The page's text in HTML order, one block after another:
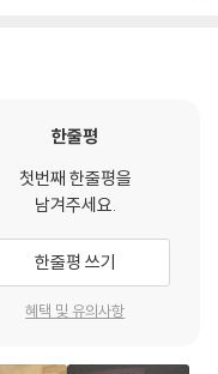
는다.
으로〉에서는 ‘공부를 왜 해
장시키는 방법, 고교학점
심 전략까지 정리했다.
많은 것을 가지고 있다〉에
육 원칙, 실행력을 키우기
묻는다. 자녀의 공부에만
한줄평
첫번째 한줄평을
남겨주세요.
한줄평 쓰기
혜택 및 유의사항